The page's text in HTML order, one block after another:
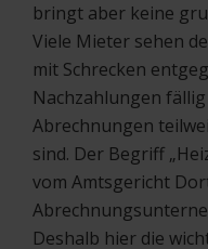
bringt aber keine
Viele Mieter sehen
mit Schrecken
Nachzahlungen
Abrechnungen
sind. Der Begriff
vom Amtsgericht
Deshalb hier die